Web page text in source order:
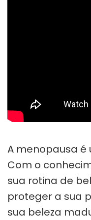
A menopausa é
Com o
sua rotina de
proteger a sua
sua beleza